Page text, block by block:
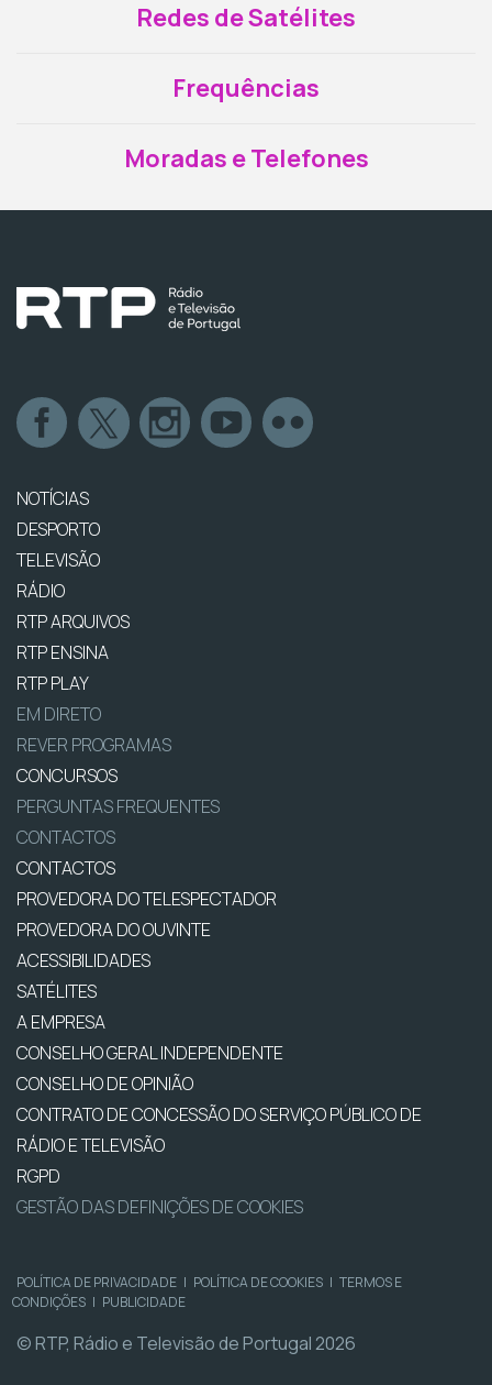
Redes de Satélites
Frequências
Moradas e Telefones
NOTÍCIAS
DESPORTO
TELEVISÃO
RÁDIO
RTP ARQUIVOS
RTP ENSINA
RTP PLAY
EM DIRETO
REVER PROGRAMAS
CONCURSOS
PERGUNTAS FREQUENTES
CONTACTOS
CONTACTOS
PROVEDORA DO TELESPECTADOR
PROVEDORA DO OUVINTE
ACESSIBILIDADES
SATÉLITES
A EMPRESA
CONSELHO GERAL INDEPENDENTE
CONSELHO DE OPINIÃO
CONTRATO DE CONCESSÃO DO SERVIÇO PÚBLICO DE
RÁDIO E TELEVISÃO
RGPD
GESTÃO DAS DEFINIÇÕES DE COOKIES
POLÍTICA DE PRIVACIDADE | POLÍTICA DE COOKIES | TERMOS E
CONDIÇÕES | PUBLICIDADE
© RTP, Rádio e Televisão de Portugal 2026